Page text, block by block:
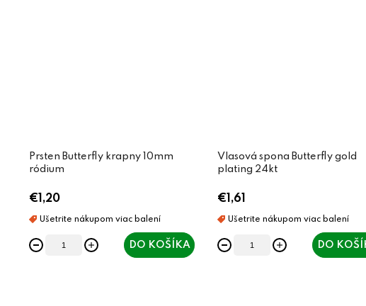
Prsten Butterfly krapny 10mm
ródium
€1,20
DO KOŠÍKA
Vlasová spona Butterfly gold
plating 24kt
€1,61
DO